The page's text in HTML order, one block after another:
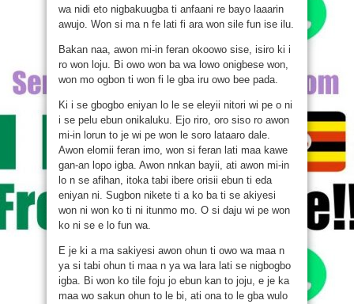
wa nidi eto nigbakuugba ti anfaani re bayo laaarin
awujo. Won si ma n fe lati fi ara won sile fun ise ilu.
Bakan naa, awon mi-in feran okoowo sise, isiro ki i
ro won loju. Bi owo won ba wa lowo onigbese won,
won mo ogbon ti won fi le gba iru owo bee pada.
Ki i se gbogbo eniyan lo le se eleyii nitori wi pe o ni
i se pelu ebun onikaluku. Ejo riro, oro siso ro awon
mi-in lorun to je wi pe won le soro lataaro dale.
Awon elomii feran imo, won si feran lati maa kawe
gan-an lopo igba. Awon nnkan bayii, ati awon mi-in
lo n se afihan, itoka tabi ibere orisii ebun ti eda
eniyan ni. Sugbon nikete ti a ko ba ti se akiyesi
won ni won ko ti ni itunmo mo. O si daju wi pe won
ko ni se e lo fun wa.
E je ki a ma sakiyesi awon ohun ti owo wa maa n
ya si tabi ohun ti maa n ya wa lara lati se nigbogbo
igba. Bi won ko tile foju jo ebun kan to joju, e je ka
maa wo sakun ohun to le bi, ati ona to le gba wulo